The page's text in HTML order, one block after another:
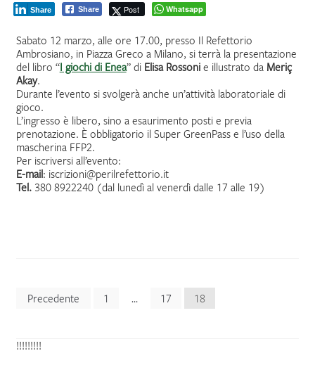
Share Post
Share Whatsapp
Sabato 12 marzo, alle ore 17.00, presso Il Refettorio
Ambrosiano, in Piazza Greco a Milano, si terrà la presentazione
del libro “I giochi di Enea” di Elisa Rossonie illustrato da Meriç
Akay.
Durante l’evento si svolgerà anche un’attività laboratoriale di
gioco.
L’ingresso è libero, sino a esaurimento posti e previa
prenotazione. È obbligatorio il Super GreenPass e l’uso della
mascherina FFP2.
Per iscriversi all’evento:
E-mail: iscrizioni@perilrefettorio.it
Tel. 380 8922240 (dal lunedì al venerdì dalle 17 alle 19)
Paginazione
articoli
Precedente 1 … 17 18
!!!!!!!!!